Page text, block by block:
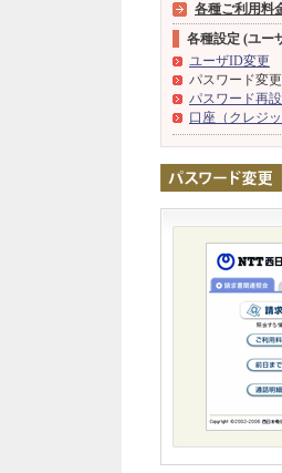
各種ご利用料
各種設定 (ユー
ユーザID変更
パスワード変更
パスワード再
口座（クレジ